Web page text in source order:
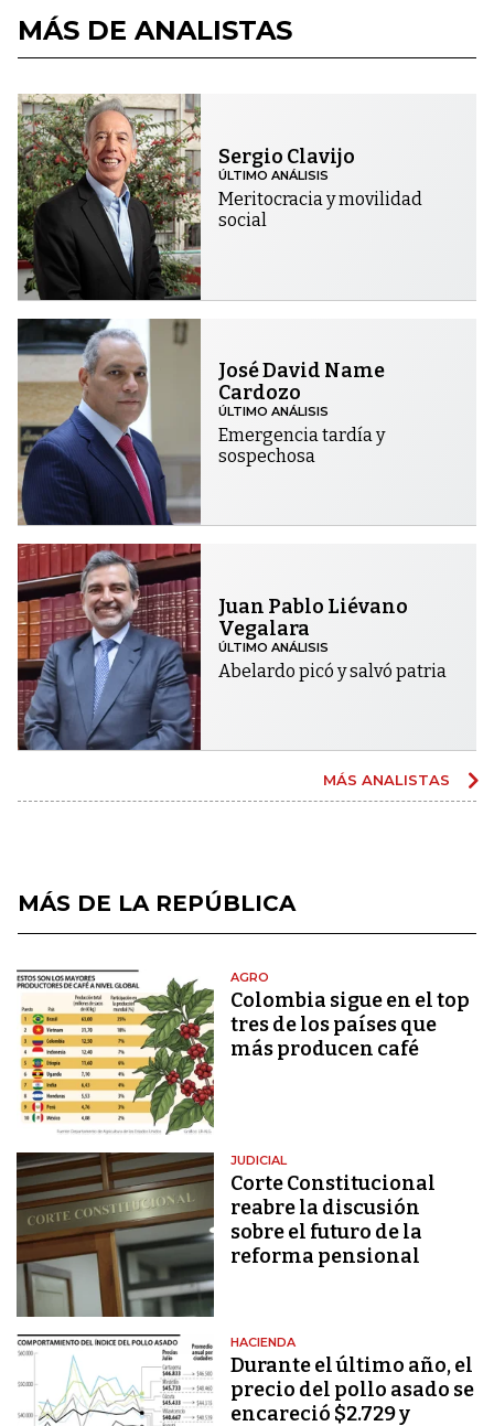
MÁS DE ANALISTAS
Sergio Clavijo
ÚLTIMO ANÁLISIS
Meritocracia y movilidad
social
José David Name
Cardozo
ÚLTIMO ANÁLISIS
Emergencia tardía y
sospechosa
Juan Pablo Liévano
Vegalara
ÚLTIMO ANÁLISIS
Abelardo picó y salvó patria
MÁS ANALISTAS
MÁS DE LA REPÚBLICA
AGRO
Colombia sigue en el top
tres de los países que
más producen café
JUDICIAL
Corte Constitucional
reabre la discusión
sobre el futuro de la
reforma pensional
HACIENDA
Durante el último año, el
precio del pollo asado se
encareció $2.729 y